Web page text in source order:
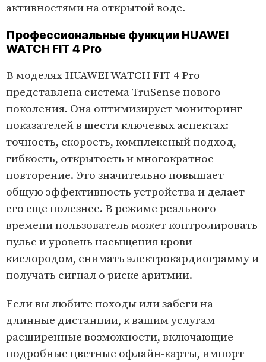
активностями на открытой воде.
Профессиональные функции HUAWEI
WATCH FIT 4 Pro
В моделях HUAWEI WATCH FIT 4 Pro
представлена система TruSense нового
поколения. Она оптимизирует мониторинг
показателей в шести ключевых аспектах:
точность, скорость, комплексный подход,
гибкость, открытость и многократное
повторение. Это значительно повышает
общую эффективность устройства и делает
его еще полезнее. В режиме реального
времени пользователь может контролировать
пульс и уровень насыщения крови
кислородом, снимать электрокардиограмму и
получать сигнал о риске аритмии.
Если вы любите походы или забеги на
длинные дистанции, к вашим услугам
расширенные возможности, включающие
подробные цветные офлайн-карты, импорт